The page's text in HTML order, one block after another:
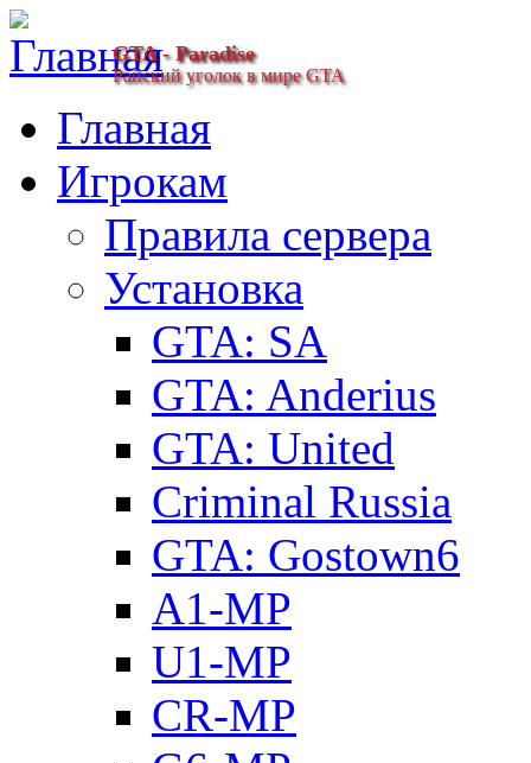
GTA - Paradise
Райский уголок в мире GTA
Главная
Игрокам
Правила сервера
Установка
GTA: SA
GTA: Anderius
GTA: United
Criminal Russia
GTA: Gostown6
A1-MP
U1-MP
CR-MP